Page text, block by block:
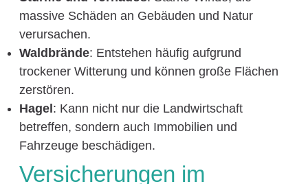
massive Schäden an Gebäuden und Natur
verursachen.
Waldbrände: Entstehen häufig aufgrund
trockener Witterung und können große Flächen
zerstören.
Hagel : Kann nicht nur die Landwirtschaft
betreffen, sondern auch Immobilien und
Fahrzeuge beschädigen.
Versicherungen im